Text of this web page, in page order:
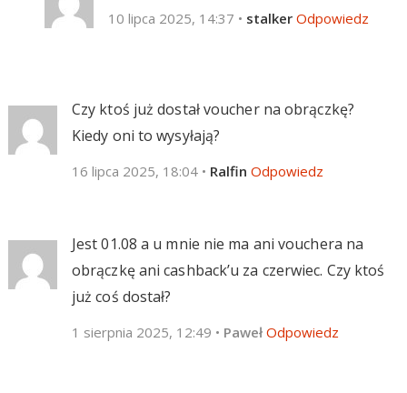
10 lipca 2025, 14:37 • stalker Odpowiedz
Czy ktoś już dostał voucher na obrączkę?
Kiedy oni to wysyłają?
16 lipca 2025, 18:04 • Ralfin Odpowiedz
Jest 01.08 a u mnie nie ma ani vouchera na
obrączkę ani cashback’u za czerwiec. Czy ktoś
już coś dostał?
1 sierpnia 2025, 12:49 • Paweł Odpowiedz